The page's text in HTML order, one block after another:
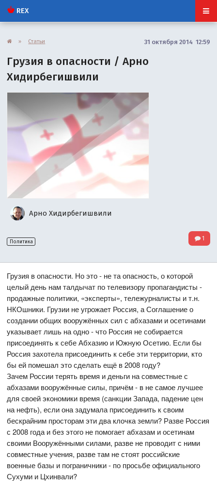
REX
» Статьи 31 октября 2014 12:59
Грузия в опасности / Арно
Хидирбегишвили
Арно Хидирбегишвили
Политика 1
Грузия в опасности. Но это - не та опасность, о которой
целый день нам талдычат по телевизору пропагандисты -
продажные политики, «эксперты», тележурналисты и т.н.
НКОшники. Грузии не угрожает Россия, а Соглашение о
создании общих вооружённых сил с абхазами и осетинами
указывает лишь на одно - что Россия не собирается
присоединять к себе Абхазию и Южную Осетию. Если бы
Россия захотела присоединить к себе эти территории, кто
бы ей помешал это сделать ещё в 2008 году?
Зачем России терять время и деньги на совместные с
абхазами вооружённые силы, причём - в не самое лучшее
для своей экономики время (санкции Запада, падение цен
на нефть), если она задумала присоединить к своим
бескрайним просторам эти два клочка земли? Разве Россия
с 2008 года и без этого не помогает абхазам и осетинам
своими Вооружёнными силами, разве не проводит с ними
совместные учения, разве там не стоят российские
военные базы и пограничники - по просьбе официального
Сухуми и Цхинвали?